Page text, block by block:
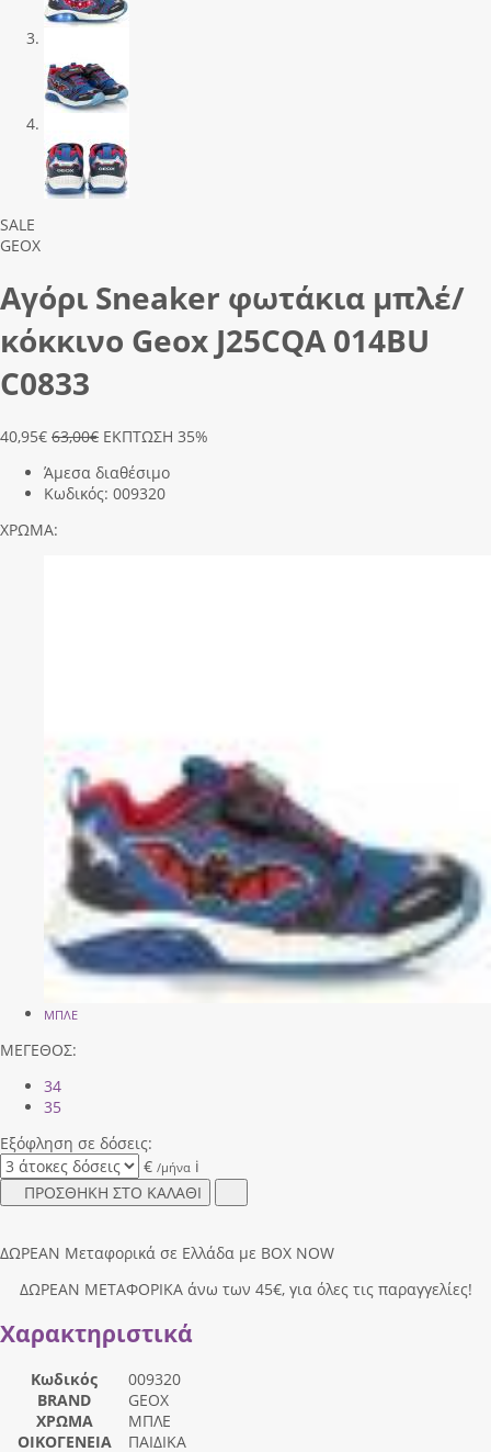
Previous
Next
SALE
GEOX
Αγόρι Sneaker φωτάκια μπλέ/
κόκκινο Geox J25CQΑ 014ΒU
C0833
40,95€ 63,00€ ΕΚΠΤΩΣΗ 35%
Άμεσα διαθέσιμο
Κωδικός: 009320
ΧΡΩΜΑ:
ΜΠΛΕ
ΜΕΓΕΘΟΣ:
34
35
Εξόφληση σε δόσεις:
€ /μήνα i
ΠΡΟΣΘΗΚΗ ΣΤΟ ΚΑΛΑΘΙ
ΔΩΡΕΑΝ Μεταφορικά σε Ελλάδα με BOX NOW
ΔΩΡΕΑΝ ΜΕΤΑΦΟΡΙΚΑ άνω των 45€, για όλες τις παραγγελίες!
Χαρακτηριστικά
Κωδικός
009320
BRAND
GEOX
ΧΡΩΜΑ
ΜΠΛΕ
ΟΙΚΟΓΕΝΕΙΑ
ΠΑΙΔΙΚΑ